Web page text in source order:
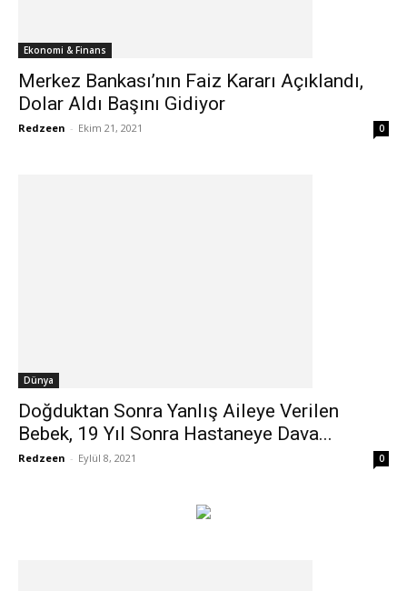
Ekonomi & Finans
Merkez Bankası’nın Faiz Kararı Açıklandı,
Dolar Aldı Başını Gidiyor
Redzeen - Ekim 21, 2021 0
Dünya
Doğduktan Sonra Yanlış Aileye Verilen
Bebek, 19 Yıl Sonra Hastaneye Dava...
Redzeen - Eylül 8, 2021 0